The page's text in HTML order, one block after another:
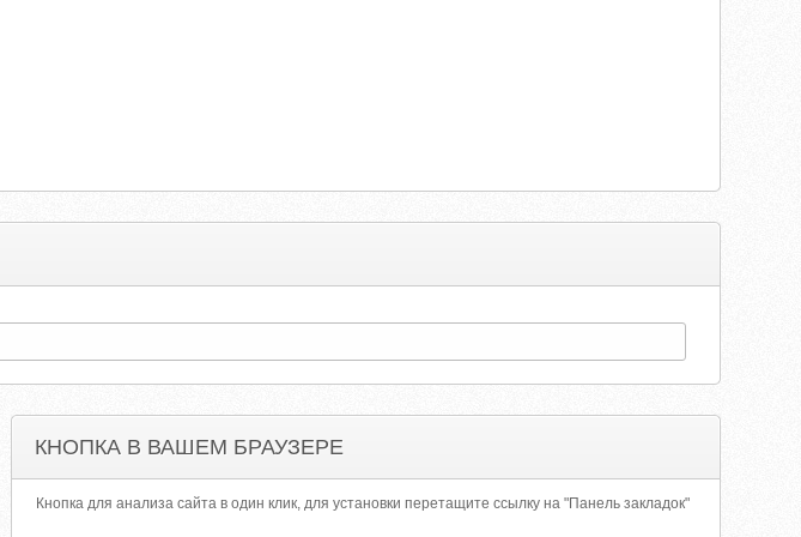
КНОПКА В ВАШЕМ БРАУЗЕРЕ
Кнопка для анализа сайта в один клик, для установки перетащите ссылку на "Панель закладок"